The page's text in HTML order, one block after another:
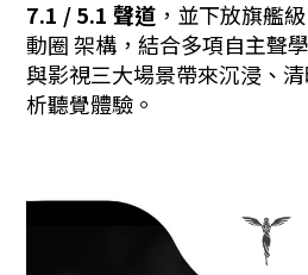
7.1 / 5.1 聲道 ，並下放旗艦
動圈 架構，結合多項自主聲
與影視三大場景帶來沉浸、
析聽覺體驗。